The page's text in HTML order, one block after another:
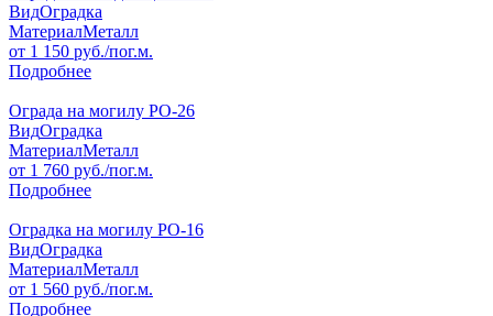
ВидОградка
МатериалМеталл
от 1 150 руб./пог.м.
Подробнее
Ограда на могилу РО-26
ВидОградка
МатериалМеталл
от 1 760 руб./пог.м.
Подробнее
Оградка на могилу РО-16
ВидОградка
МатериалМеталл
от 1 560 руб./пог.м.
Подробнее